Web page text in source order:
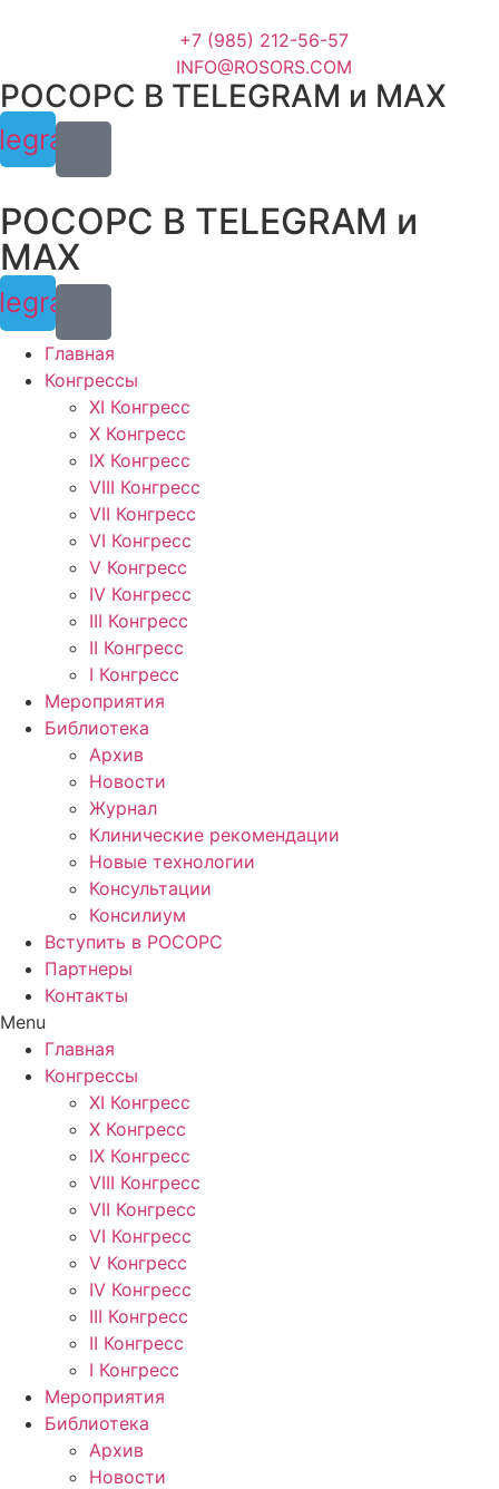
+7 (985) 212-56-57
INFO@ROSORS.COM
РОСОРС В TELEGRAM и МАХ
РОСОРС В TELEGRAM и
МАХ
Главная
Конгрессы
XI Конгресс
X Конгресс
IX Конгресс
VIII Конгресс
VII Конгресс
VI Конгресс
V Конгресс
IV Конгресс
III Конгресс
II Конгресс
I Конгресс
Мероприятия
Библиотека
Архив
Новости
Журнал
Клинические рекомендации
Новые технологии
Консультации
Консилиум
Вступить в РОСОРС
Партнеры
Контакты
Menu
Главная
Конгрессы
XI Конгресс
X Конгресс
IX Конгресс
VIII Конгресс
VII Конгресс
VI Конгресс
V Конгресс
IV Конгресс
III Конгресс
II Конгресс
I Конгресс
Мероприятия
Библиотека
Архив
Новости